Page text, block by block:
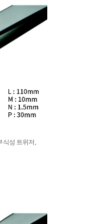
식성 트위저,